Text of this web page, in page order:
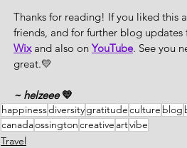
Thanks for reading! If you liked this
friends, and for further blog
Wix and also on YouTube. See you
great.💛
~ helzeee 💛
happinessdiversitygratitudeculture blog
canadaossingtoncreative artvibe
Travel